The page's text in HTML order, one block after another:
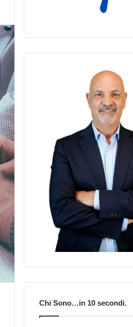
Chi Sono…in 10 secondi.